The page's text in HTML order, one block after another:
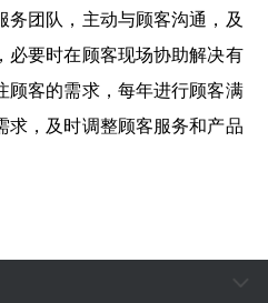
务团队，主动与顾客沟通，及
必要时在顾客现场协助解决有
顾客的需求，每年进行顾客满
求，及时调整顾客服务和产品